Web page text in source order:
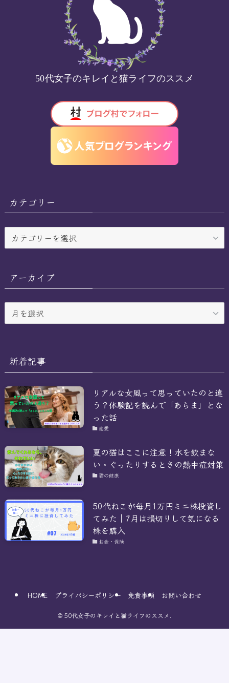
50代女子のキレイと猫ライフのススメ
カテゴリー
テ
ー
アーカイブ
ー
ブ
新着記事
リアルな女風って思っていたのと違
う？体験記を読んで「あらま」とな
った話
恋愛
夏の猫はここに注意！水を飲まな
い・ぐったりするときの熱中症対策
猫の健康
50代ねこが毎月1万円ミニ株投資し
てみた｜7月は損切りして気になる
株を購入
お金・保険
HOME プライバシーポリシー 免責事項 お問い合わせ
© 50代女子のキレイと猫ライフのススメ.